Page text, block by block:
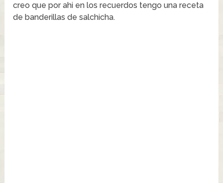
creo que por ahi en los recuerdos tengo una receta
de banderillas de salchicha.